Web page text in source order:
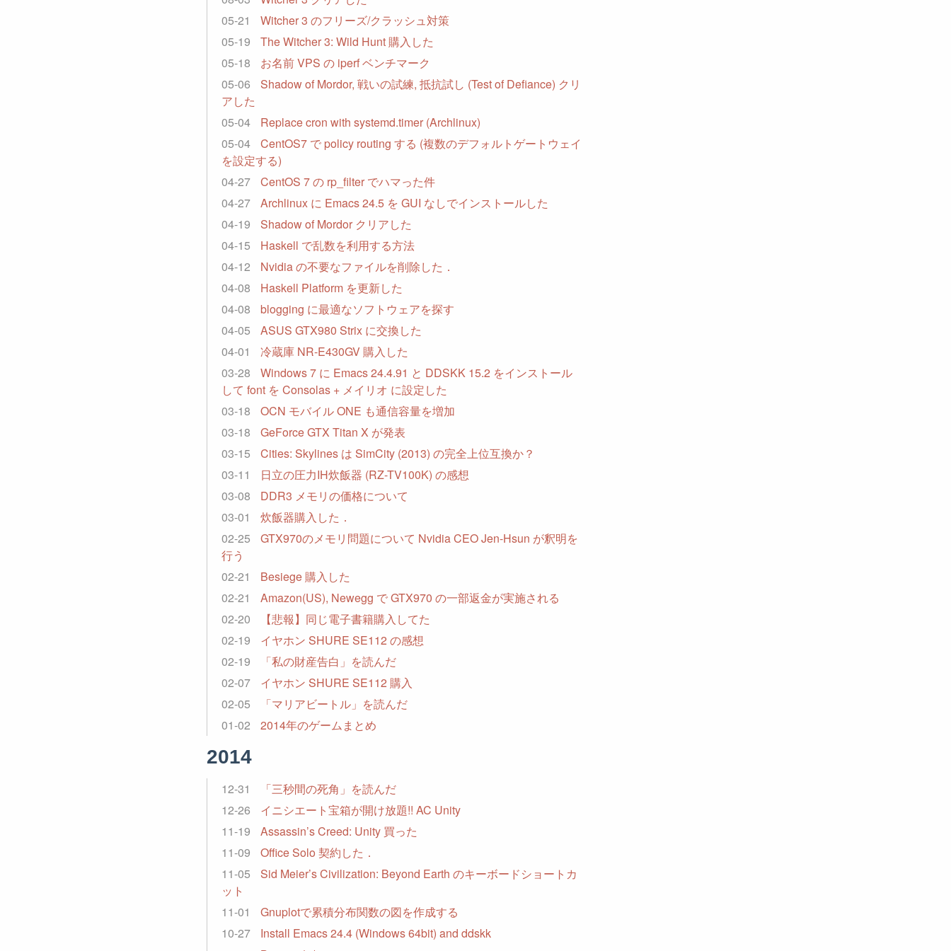
05-21
Witcher 3 のフリーズ/クラッシュ対策
05-19
The Witcher 3: Wild Hunt 購入した
05-18
お名前 VPS の iperf ベンチマーク
05-06
Shadow of Mordor, 戦いの試練, 抵抗試し (Test of Defiance) クリ
アした
05-04
Replace cron with systemd.timer (Archlinux)
05-04
CentOS7 で policy routing する (複数のデフォルトゲートウェイ
を設定する)
04-27
CentOS 7 の rp_filter でハマった件
04-27
Archlinux に Emacs 24.5 を GUI なしでインストールした
04-19
Shadow of Mordor クリアした
04-15
Haskell で乱数を利用する方法
04-12
Nvidia の不要なファイルを削除した．
04-08
Haskell Platform を更新した
04-08
blogging に最適なソフトウェアを探す
04-05
ASUS GTX980 Strix に交換した
04-01
冷蔵庫 NR-E430GV 購入した
03-28
Windows 7 に Emacs 24.4.91 と DDSKK 15.2 をインストール
して font を Consolas + メイリオ に設定した
03-18
OCN モバイル ONE も通信容量を増加
03-18
GeForce GTX Titan X が発表
03-15
Cities: Skylines は SimCity (2013) の完全上位互換か？
03-11
日立の圧力IH炊飯器 (RZ-TV100K) の感想
03-08
DDR3 メモリの価格について
03-01
炊飯器購入した．
02-25
GTX970のメモリ問題について Nvidia CEO Jen-Hsun が釈明を
行う
02-21
Besiege 購入した
02-21
Amazon(US), Newegg で GTX970 の一部返金が実施される
02-20
【悲報】同じ電子書籍購入してた
02-19
イヤホン SHURE SE112 の感想
02-19
「私の財産告白」を読んだ
02-07
イヤホン SHURE SE112 購入
02-05
「マリアビートル」を読んだ
01-02
2014年のゲームまとめ
2014
12-31
「三秒間の死角」を読んだ
12-26
イニシエート宝箱が開け放題!! AC Unity
11-19
Assassin’s Creed: Unity 買った
11-09
Office Solo 契約した．
11-05
Sid Meier’s Civilization: Beyond Earth のキーボードショートカ
ット
11-01
Gnuplotで累積分布関数の図を作成する
10-27
Install Emacs 24.4 (Windows 64bit) and ddskk